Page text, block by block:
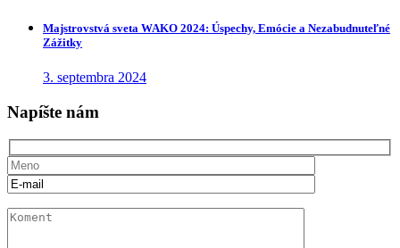
Majstrovstvá sveta WAKO 2024: Úspechy, Emócie a Nezabudnuteľné
Zážitky
3. septembra 2024
Napíšte nám